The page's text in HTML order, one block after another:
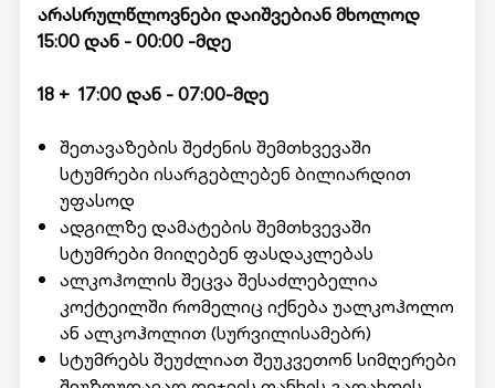
არასრულწლოვნები დაიშვებიან მხოლოდ
15:00 დან - 00:00 -მდე
18 + 17:00 დან - 07:00-მდე
შეთავაზების შეძენის შემთხვევაში
სტუმრები ისარგებლებენ ბილიარდით
უფასოდ
ადგილზე დამატების შემთხვევაში
სტუმრები მიიღებენ ფასდაკლებას
ალკოჰოლის შეცვა შესაძლებელია
კოქტეილში რომელიც იქნება უალკოჰოლო
ან ალკოჰოლით (სურვილისამებრ)
სტუმრებს შეუძლიათ შეუკვეთონ სიმღერები